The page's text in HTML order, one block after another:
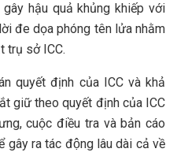
hậu quả khủng khiếp với
đe dọa phóng tên lửa nhằm
trụ sở ICC.
quyết định của ICC và khả
giữ theo quyết định của ICC
cuộc điều tra và bản cáo
gây ra tác động lâu dài cả về